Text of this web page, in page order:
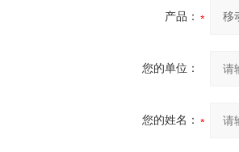
产品：
您的单位：
您的姓名：